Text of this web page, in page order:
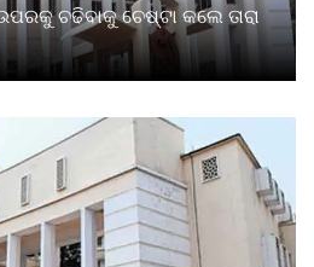
ଚଢିବାକୁ ଚେଷ୍ଟା କଲେ ତାରା